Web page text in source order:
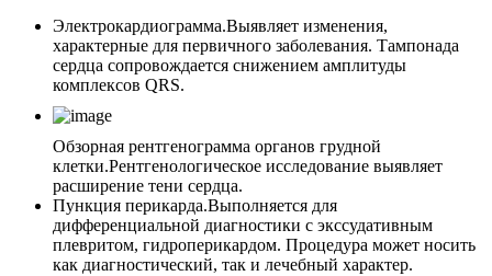
Электрокардиограмма.Выявляет изменения,
характерные для первичного заболевания. Тампонада
сердца сопровождается снижением амплитуды
комплексов QRS.
Обзорная рентгенограмма органов грудной
клетки.Рентгенологическое исследование выявляет
расширение тени сердца.
Пункция перикарда.Выполняется для
дифференциальной диагностики с экссудативным
плевритом, гидроперикардом. Процедура может носить
как диагностический, так и лечебный характер.